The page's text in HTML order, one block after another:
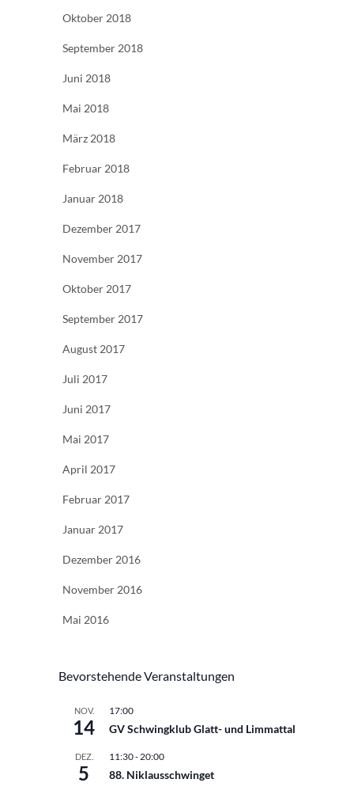
Oktober 2018
September 2018
Juni 2018
Mai 2018
März 2018
Februar 2018
Januar 2018
Dezember 2017
November 2017
Oktober 2017
September 2017
August 2017
Juli 2017
Juni 2017
Mai 2017
April 2017
Februar 2017
Januar 2017
Dezember 2016
November 2016
Mai 2016
Bevorstehende Veranstaltungen
NOV.
14
17:00
GV Schwingklub Glatt- und Limmattal
DEZ.
5
11:30- 20:00
88. Niklausschwinget